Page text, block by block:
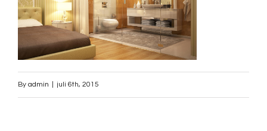
By admin juli 6th, 2015